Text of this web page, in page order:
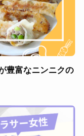
豊富なニンニクの